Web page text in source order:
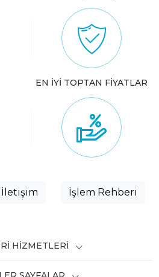
EN İYİ TOPTAN FİYATLAR
İletişim İşlem Rehberi
HIZMETLERI